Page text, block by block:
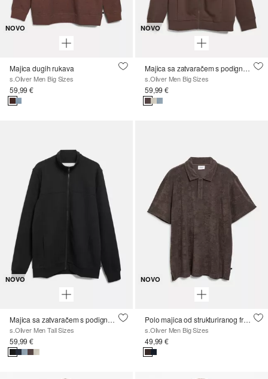
NOVO
Majica dugih rukava
s.Oliver Men Big Sizes
59,99 €
NOVO
Majica sa zatvaračem s podignutim ovratnikom i ušivenim džepovima
s.Oliver Men Big Sizes
59,99 €
NOVO
Majica sa zatvaračem s podignutim ovratnikom i ušivenim džepovima
s.Oliver Men Tall Sizes
59,99 €
NOVO
Polo majica od strukturiranog frotira
s.Oliver Men Big Sizes
49,99 €